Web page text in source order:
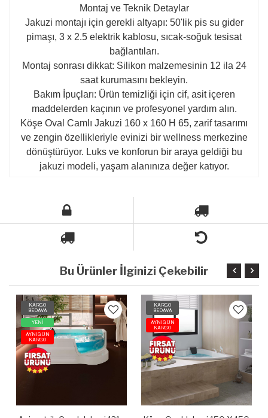
Montaj ve Teknik Detaylar
Jakuzi montajı için gerekli altyapı: 50'lik pis su gider
pimaşı, 3 x 2.5 elektrik kablosu, sıcak-soğuk tesisat
bağlantıları.
Montaj sonrası dikkat: Silikon malzemesinin 12 ila 24
saat kurumasını bekleyin.
Bakım İpuçları: Ürün temizliği için cif, asit içeren
maddelerden kaçının ve profesyonel yardım alın.
Köşe Oval Camlı Jakuzi 160 x 160 H 65, zarif tasarımı
ve zengin özellikleriyle evinizi bir wellness merkezine
dönüştürüyor. Luks ve konforun bir araya geldiği bu
jakuzi modeli, yaşam alanınıza değer katıyor.
Bu Ürünler İlginizi Çekebilir
KARGO
BEDAVA
YENİ
AYNIGÜN
KARGO
KARGO
BEDAVA
AYNIGÜN
KARGO